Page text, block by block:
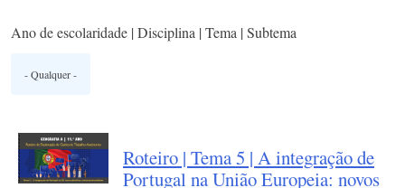
Ano de escolaridade | Disciplina | Tema | Subtema
Roteiro | Tema 5 | A integração de
Portugal na União Europeia: novos